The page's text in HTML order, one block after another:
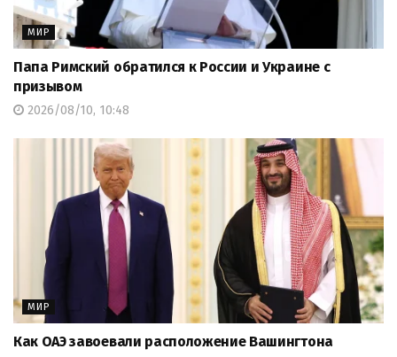
МИР
Папа Римский обратился к России и Украине с
призывом
2026/08/10, 10:48
МИР
Как ОАЭ завоевали расположение Вашингтона